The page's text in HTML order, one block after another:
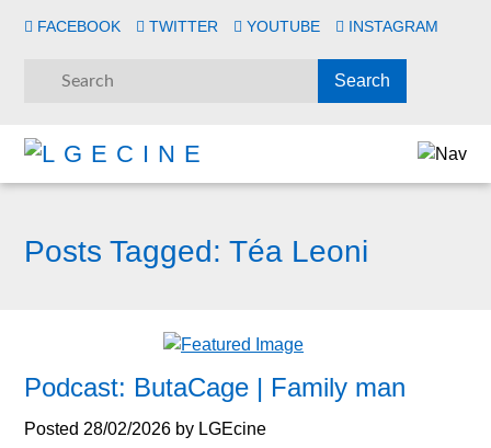
FACEBOOK TWITTER YOUTUBE INSTAGRAM
Posts Tagged: Téa Leoni
Podcast: ButaCage | Family man
Posted 28/02/2026 by LGEcine